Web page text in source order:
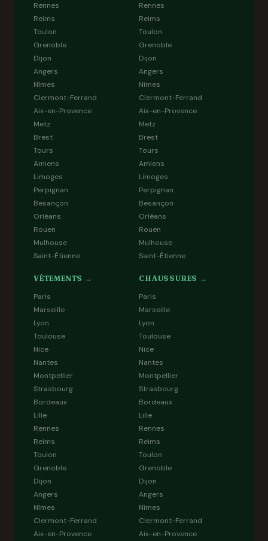
Rennes
Reims
Toulon
Grenoble
Dijon
Angers
Nîmes
Clermont-Ferrand
Aix-en-Provence
Metz
Brest
Tours
Amiens
Limoges
Perpignan
Besançon
Orléans
Rouen
Mulhouse
Saint-Étienne
Rennes
Reims
Toulon
Grenoble
Dijon
Angers
Nîmes
Clermont-Ferrand
Aix-en-Provence
Metz
Brest
Tours
Amiens
Limoges
Perpignan
Besançon
Orléans
Rouen
Mulhouse
Saint-Étienne
VÊTEMENTS →
Paris
Marseille
Lyon
Toulouse
Nice
Nantes
Montpellier
Strasbourg
Bordeaux
Lille
Rennes
Reims
Toulon
Grenoble
Dijon
Angers
Nîmes
Clermont-Ferrand
Aix-en-Provence
CHAUSSURES →
Paris
Marseille
Lyon
Toulouse
Nice
Nantes
Montpellier
Strasbourg
Bordeaux
Lille
Rennes
Reims
Toulon
Grenoble
Dijon
Angers
Nîmes
Clermont-Ferrand
Aix-en-Provence